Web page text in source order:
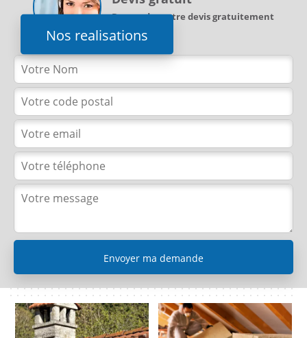
Nos realisations
Demandez votre devis gratuitement